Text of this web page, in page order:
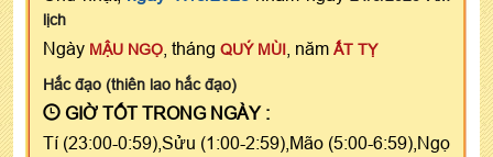
lịch
Ngày MẬU NGỌ , tháng QUÝ MÙI , năm ẤT TỴ
Hắc đạo (thiên lao hắc đạo)
GIỜ TỐT TRONG NGÀY :
Tí (23:00-0:59),Sửu (1:00-2:59),Mão (5:00-6:59),Ngọ